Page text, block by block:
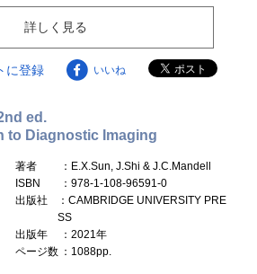
詳しく見る
に登録 いいね
ed.
to Diagnostic Imaging
著者
：E.X.Sun, J.Shi & J.C.Mandell
ISBN
：978-1-108-96591-0
出版社
：CAMBRIDGE UNIVERSITY PRE
SS
出版年
：2021年
ページ数 ：1088pp.